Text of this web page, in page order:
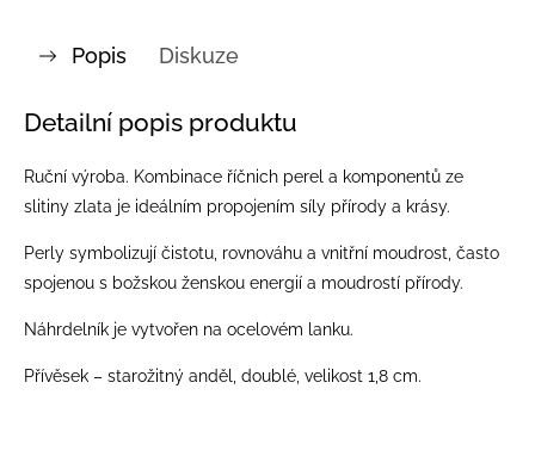
Popis Diskuze
Detailní popis produktu
Ruční výroba. Kombinace říčnich perel a komponentů ze
slitiny zlata je ideálním propojením síly přírody a krásy.
Perly symbolizují čistotu, rovnováhu a vnitřní moudrost, často
spojenou s božskou ženskou energií a moudrostí přírody.
Náhrdelník je vytvořen na ocelovém lanku.
Přívěsek – starožitný anděl, doublé, velikost 1,8 cm.